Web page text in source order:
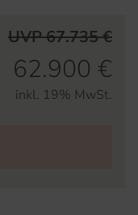
62.900 €
UVP 67.735 €
inkl. 19% MwSt.